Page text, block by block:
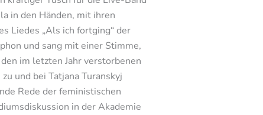
in den Händen, mit ihren
Liedes „Als ich fortging“ der
und sang mit einer Stimme,
im letzten Jahr verstorbenen
und bei Tatjana Turanskyj
Rede der feministischen
in der Akademie